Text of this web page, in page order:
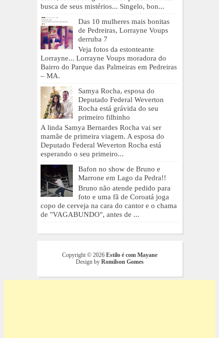
busca de seus mistérios... Singelo, bon...
Das 10 mulheres mais bonitas
de Pedreiras, Lorrayne Voups
derruba 7
Veja fotos da estonteante
Lorrayne... Lorrayne Voups moradora do
Bairro do Parque das Palmeiras em Pedreiras
– MA.
Samya Rocha, esposa do
Deputado Federal Weverton
Rocha está grávida do seu
primeiro filhinho
A linda Samya Bernardes Rocha vai ser
mamãe de primeira viagem. A esposa do
Deputado Federal Weverton Rocha está
esperando o seu primeiro...
Bafon no show de Bruno e
Marrone em Lago da Pedra!!
Bruno não atende pedido para
foto e uma fã de Coroatá joga
copo de cerveja na cara do cantor e o chama
de "VAGABUNDO", antes de ...
Copyright © 2026 Estilo é com Mayane
Design by Romilson Gomes